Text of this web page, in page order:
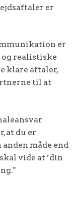
er
er
og realistiske
klare aftaler,
til at
at du er
måde end
vide at ’din